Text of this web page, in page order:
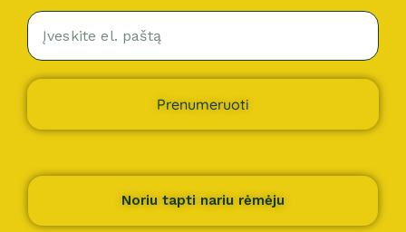
Prenumeruoti
Noriu tapti nariu rėmėju